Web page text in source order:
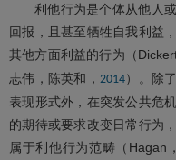
利他行为是个体从他人
回报，且甚至牺牲自我利益
其他方面利益的行为（
志伟，陈英和， 2014）。除
表现形式外，在突发公共危
的期待或要求改变日常行为
属于利他行为范畴（Hagan